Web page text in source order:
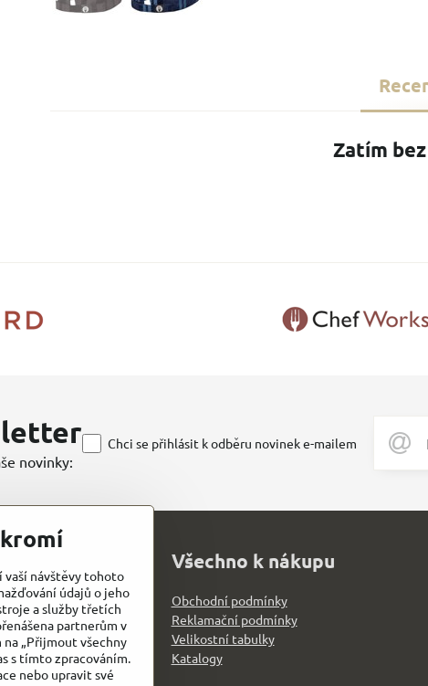
Zatím
novinky:
Chci se přihlásit k odběru novinek e-mailem
Všechno k nákupu
Obchodní podmínky
Reklamační podmínky
Velikostní tabulky
Katalogy
vaší návštěvy tohoto
údajů o jeho
a služby třetích
partnerům v
na „Přijmout všechny
s tímto zpracováním.
nebo upravit své